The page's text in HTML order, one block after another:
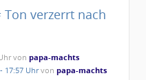
Ton verzerrt nach
vonpapa-machts
17:57 Uhrvonpapa-machts